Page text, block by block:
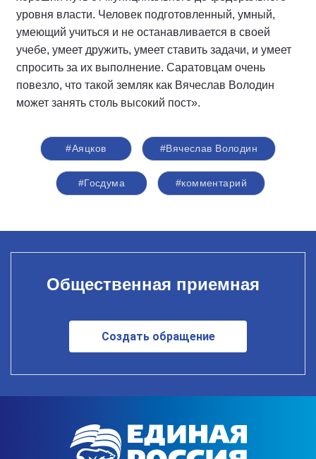
уровня власти. Человек подготовленный, умный,
умеющий учиться и не останавливается в своей
учебе, умеет дружить, умеет ставить задачи, и умеет
спросить за их выполнение. Саратовцам очень
повезло, что такой земляк как Вячеслав Володин
может занять столь высокий пост».
#Аяцков #Вячеслав Володин
#Госдума #комментарий
Общественная приемная
Создать обращение